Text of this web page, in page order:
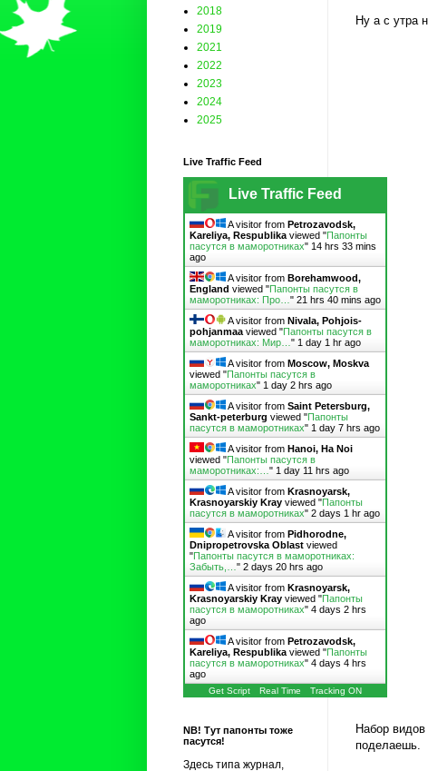
Ну а с утра
Набор
поделаешь.
2018
2019
2021
2022
2023
2024
2025
Live Traffic Feed
Live Traffic Feed
A visitor from Petrozavodsk,
Kareliya, Respublika viewed "Папонты
пасутся в маморотниках" 14 hrs 33 mins
ago
A visitor from Borehamwood,
England viewed "Папонты пасутся в
маморотниках: Про… " 21 hrs 40 mins ago
A visitor from Nivala, Pohjois-
pohjanmaa viewed "Папонты пасутся в
маморотниках: Мир… " 1 day 1 hr ago
A visitor from Moscow, Moskva
viewed "Папонты пасутся в
маморотниках" 1 day 2 hrs ago
A visitor from Saint Petersburg,
Sankt-peterburg viewed "Папонты
пасутся в маморотниках" 1 day 7 hrs ago
A visitor from Hanoi, Ha Noi
viewed "Папонты пасутся в
маморотниках:… " 1 day 11 hrs ago
A visitor from Krasnoyarsk,
Krasnoyarskiy Kray viewed "Папонты
пасутся в маморотниках" 2 days 1 hr ago
A visitor from Pidhorodne,
Dnipropetrovska Oblast viewed
"Папонты пасутся в маморотниках:
Забыть,… " 2 days 20 hrs ago
A visitor from Krasnoyarsk,
Krasnoyarskiy Kray viewed "Папонты
пасутся в маморотниках" 4 days 2 hrs
ago
A visitor from Petrozavodsk,
Kareliya, Respublika viewed "Папонты
пасутся в маморотниках" 4 days 4 hrs
ago
Get Script Real Time Tracking ON
NB! Тут папонты тоже
пасутся!
Здесь типа журнал,